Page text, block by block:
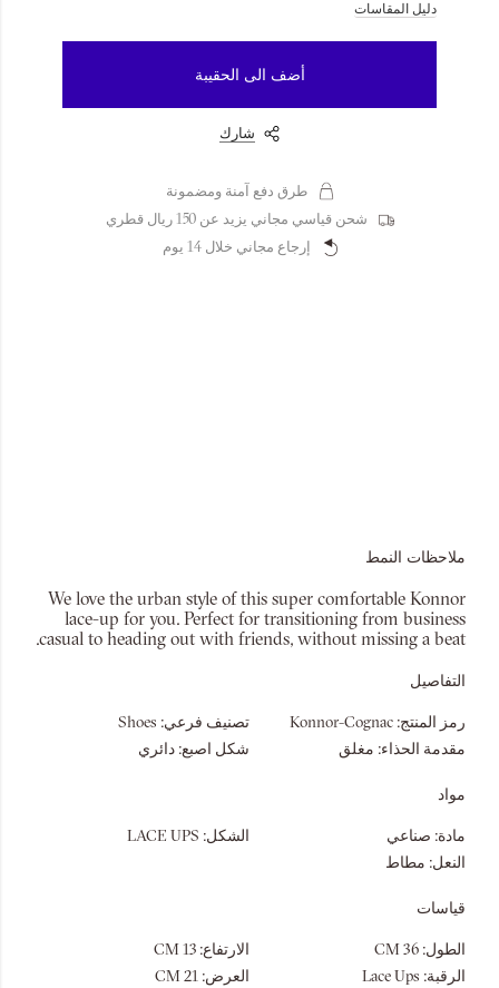
دليل المقاسات
أضف الى الحقيبة
شارك
طرق دفع آمنة ومضمونة
شحن قياسي مجاني يزيد عن 150 ريال قطري
إرجاع مجاني خلال 14 يوم
ملاحظات النمط
We love the urban style of this super comfortable Konnor
lace-up for you. Perfect for transitioning from business
casual to heading out with friends, without missing a beat.
التفاصيل
رمز المنتج: Konnor-Cognac تصنيف فرعي: Shoes
مقدمة الحذاء: مغلق شكل اصبع: دائري
مواد
مادة: صناعي الشكل: LACE UPS
النعل: مطاط
قياسات
الطول: 36 CM الارتفاع: 13 CM
الرقبة: Lace Ups العرض: 21 CM